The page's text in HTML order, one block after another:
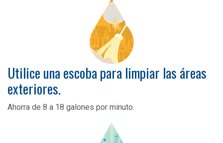
Utilice una escoba para limpiar las áreas
exteriores.
Ahorra de 8 a 18 galones por minuto.